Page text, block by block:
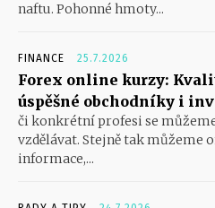
naftu. Pohonné hmoty...
FINANCE 25.7.2026
Forex online kurzy:
úspěšné obchodníky i
či konkrétní profesi se
vzdělávat. Stejně tak můžeme
informace,...